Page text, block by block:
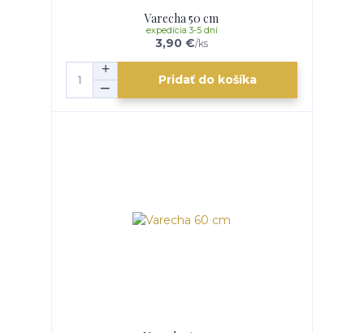
Varecha 50 cm
3,90 €/ks
expedícia 3-5 dní
Pridať do košíka